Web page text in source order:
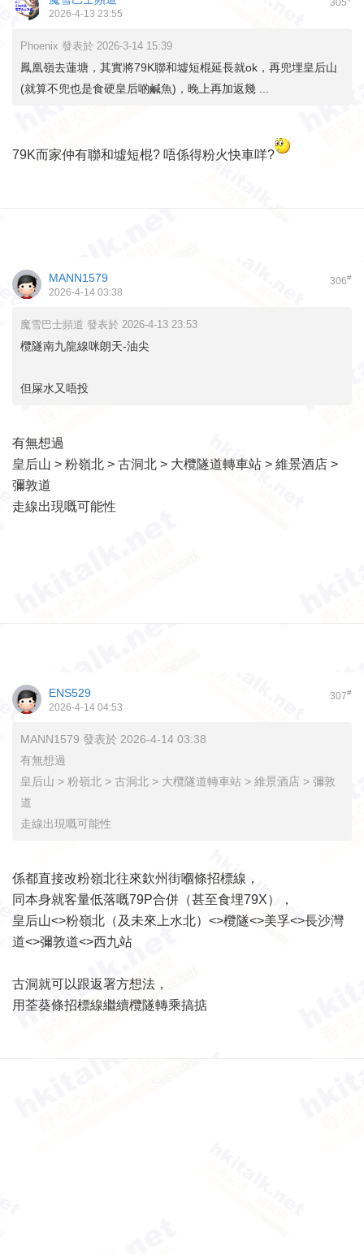
305
2026-4-13 23:55
Phoenix 發表於 2026-3-14 15:39
鳳凰嶺去蓮塘，其實將79K聯和墟短棍延長就ok，再兜埋皇后山
(就算不兜也是食硬皇后啲鹹魚)，晚上再加返幾 ...
79K而家仲有聯和墟短棍? 唔係得粉火快車咩?
306#
MANN1579
2026-4-14 03:38
魔雪巴士頻道 發表於 2026-4-13 23:53
欖隧南九龍線咪朗天-油尖
但屎水又唔投
有無想過
皇后山 > 粉嶺北 > 古洞北 > 大欖隧道轉車站 > 維景酒店 >
彌敦道
走線出現嘅可能性
307#
ENS529
2026-4-14 04:53
MANN1579 發表於 2026-4-14 03:38
有無想過
皇后山 > 粉嶺北 > 古洞北 > 大欖隧道轉車站 > 維景酒店 > 彌敦
道
走線出現嘅可能性
係都直接改粉嶺北往來欽州街嗰條招標線，
同本身就客量低落嘅79P合併（甚至食埋79X），
皇后山<>粉嶺北（及未來上水北）<>欖隧<>美孚<>長沙灣
道<>彌敦道<>西九站
古洞就可以跟返署方想法，
用荃葵條招標線繼續欖隧轉乘搞掂